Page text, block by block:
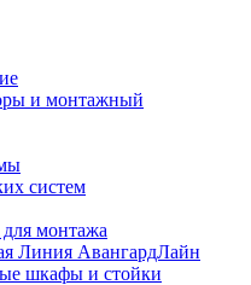
и монтажный
систем
монтажа
Линия АвангардЛайн
шкафы и стойки